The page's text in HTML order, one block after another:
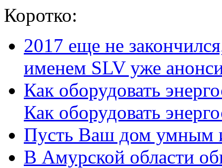
Коротко:
2017 еще не
именем SLV уже
Как оборудовать
Как оборудовать
Пусть Ваш дом умным
В Амурской области